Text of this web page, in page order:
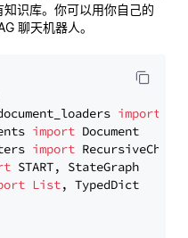
知识库。你可以用你自己的
聊天机器人。
import
import
import
List, TypedDict